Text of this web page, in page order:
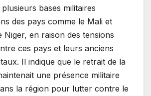
bases militaires
des pays comme le Mali et
Niger, en raison des tensions
ces pays et leurs anciens
Il indique que le retrait de la
une présence militaire
la région pour lutter contre le